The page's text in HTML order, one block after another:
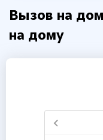
Вызов на
на дому